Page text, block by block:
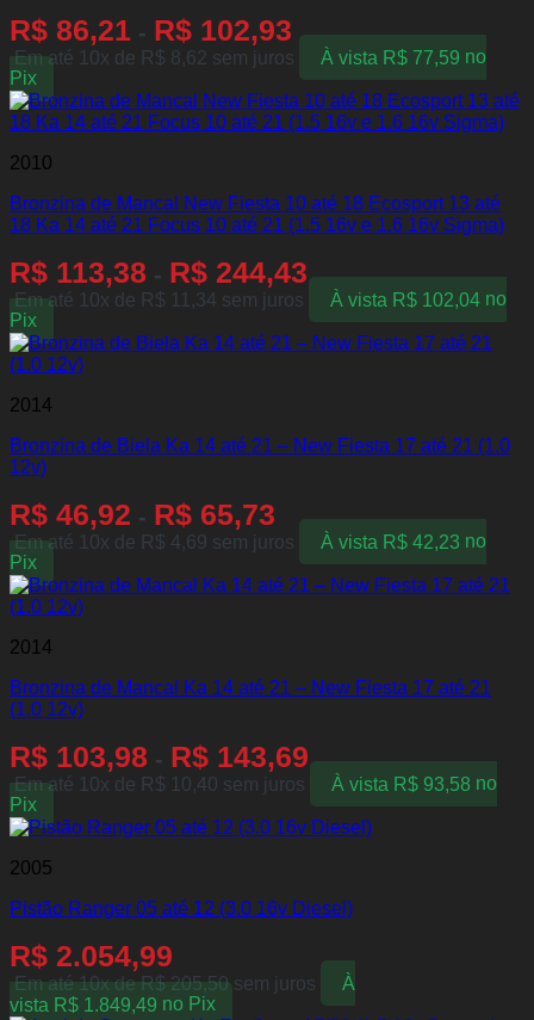
R$ 86,21 - R$ 102,93
Em até 10x de R$ 8,62 sem juros À vista R$77,59 no
Pix
2010
Bronzina de Mancal New Fiesta 10 até 18 Ecosport 13 até
18 Ka 14 até 21 Focus 10 até 21 (1.5 16v e 1.6 16v Sigma)
R$ 113,38 - R$ 244,43
Em até 10x de R$ 11,34 sem juros À vista R$102,04 no
Pix
2014
Bronzina de Biela Ka 14 até 21 – New Fiesta 17 até 21 (1.0
12v)
R$ 46,92 - R$ 65,73
Em até 10x de R$ 4,69 sem juros À vista R$42,23 no
Pix
2014
Bronzina de Mancal Ka 14 até 21 – New Fiesta 17 até 21
(1.0 12v)
R$ 103,98 - R$ 143,69
Em até 10x de R$ 10,40 sem juros À vista R$93,58 no
Pix
2005
Pistão Ranger 05 até 12 (3.0 16v Diesel)
R$ 2.054,99
Em até 10x deR$205,50sem juros
À
vista R$ 1.849,49 no Pix